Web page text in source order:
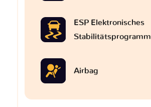
ESP Elektronisches
Stabilitätsprogramm
Airbag